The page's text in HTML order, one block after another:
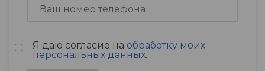
Я даю согласие на обработку моих
персональных данных.